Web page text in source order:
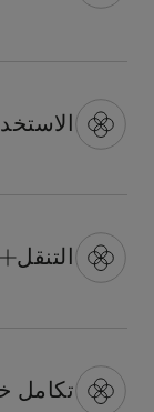
التنقل
تكامل